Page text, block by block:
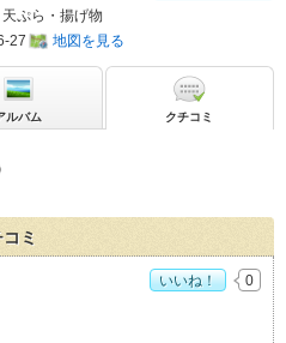
天ぷら・揚げ物
27 地図を見る
ルバム クチコミ
ミ
いいね！ 0